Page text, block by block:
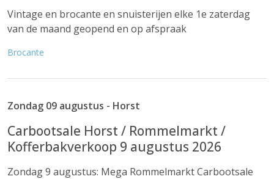
Vintage en brocante en snuisterijen elke 1e zaterdag
van de maand geopend en op afspraak
Brocante
Zondag 09 augustus - Horst
Carbootsale Horst / Rommelmarkt /
Kofferbakverkoop 9 augustus 2026
Zondag 9 augustus: Mega Rommelmarkt Carbootsale